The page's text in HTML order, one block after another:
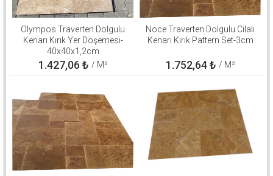
Olympos Traverten Dolgulu
Kenarı Kırık Yer Döşemesi-
40x40x1,2cm
1.427,06 ₺ / M²
Noce Traverten Dolgulu Cilalı
Kenarı Kırık Pattern Set-3cm
1.752,64₺ / M²